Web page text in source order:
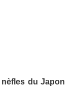
nèfles du Japon